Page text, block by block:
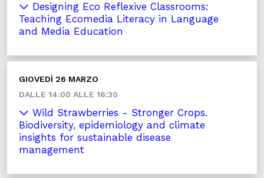
Designing Eco Reflexive Classrooms:
Teaching Ecomedia Literacy in Language
and Media Education
GIOVEDÌ 26 MARZO
DALLE 14:00 ALLE 16:30
Wild Strawberries - Stronger Crops.
Biodiversity, epidemiology and climate
insights for sustainable disease
management